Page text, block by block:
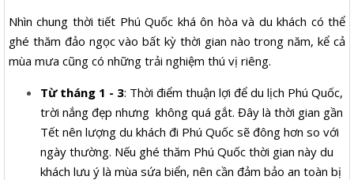
Nhìn chung thời tiết Phú Quốc khá ôn hòa và du khách có thể
ghé thăm đảo ngọc vào bất kỳ thời gian nào trong năm, kể cả
mùa mưa cũng có những trải nghiệm thú vị riêng.
Từ tháng 1 - 3: Thời điểm thuận lợi để du lịch Phú Quốc,
trời nắng đẹp nhưng không quá gắt. Đây là thời gian gần
Tết nên lượng du khách đi Phú Quốc sẽ đông hơn so với
ngày thường. Nếu ghé thăm Phú Quốc thời gian này du
khách lưu ý là mùa sứa biển, nên cần đảm bảo an toàn bị